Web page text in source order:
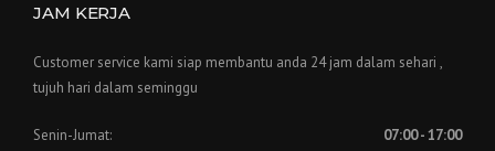
JAM KERJA
Customer service kami siap membantu anda 24 jam dalam sehari ,
tujuh hari dalam seminggu
Senin-Jumat: 07:00 - 17:00